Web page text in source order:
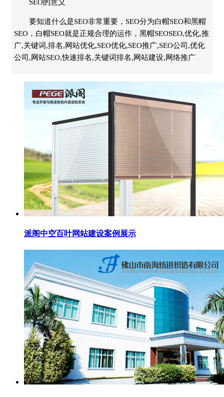
SEO的意义
要知道什么是SEO非常重要，SEO分为白帽SEO和黑帽
SEO，白帽SEO就是正规合理的运作，黑帽SEOSEO,优化,推
广,关键词,排名,网站优化,SEO优化,SEO推广,SEO公司,优化
公司,网站SEO,快速排名,关键词排名,网站建设,网络推广
派阁中空百叶网站建设案例展示